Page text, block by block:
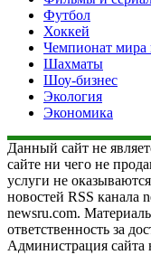
Футбол
Хоккей
Чемпионат мира
Шахматы
Шоу-бизнес
Экология
Экономика
Данный сайт не
сайте ни чего не
услуги не
новостей RSS канала
newsru.com.
ответственность за
Администрация сайта